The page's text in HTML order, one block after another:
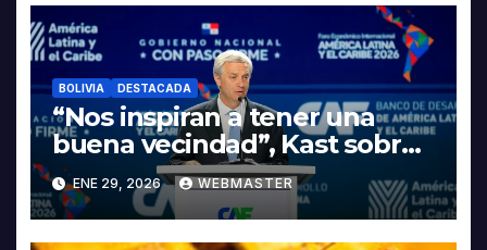
LITIO
BOLIVIA DESTACADA
“Nos inspiran a tener una
buena vecindad”, Kast sobre
discurso del presidente
Rodrigo Paz
ENE 29, 2026 WEBMASTER